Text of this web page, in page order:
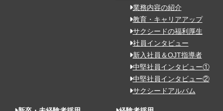
業務内容の紹介
教育・キャリアアップ
サクシードの福利厚生
社員インタビュー
新入社員＆OJT指導者
中堅社員インタビュー①
中堅社員インタビュー②
サクシードアルバム